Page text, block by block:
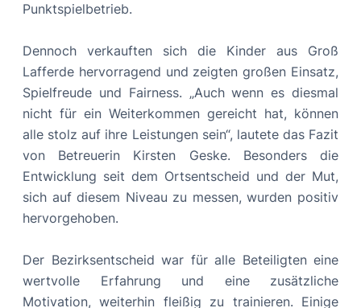
Punktspielbetrieb.
Dennoch verkauften sich die Kinder aus Groß
Lafferde hervorragend und zeigten großen Einsatz,
Spielfreude und Fairness. „Auch wenn es diesmal
nicht für ein Weiterkommen gereicht hat, können
alle stolz auf ihre Leistungen sein“, lautete das Fazit
von Betreuerin Kirsten Geske. Besonders die
Entwicklung seit dem Ortsentscheid und der Mut,
sich auf diesem Niveau zu messen, wurden positiv
hervorgehoben.
Der Bezirksentscheid war für alle Beteiligten eine
wertvolle Erfahrung und eine zusätzliche
Motivation, weiterhin fleißig zu trainieren. Einige